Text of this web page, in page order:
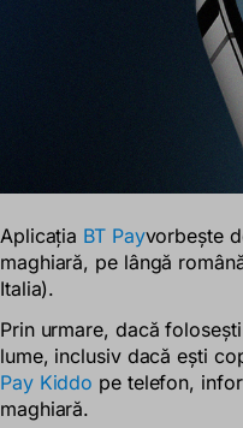
Aplicația BT Payvorbește
maghiară, pe lângă
Italia).
Prin urmare, dacă
lume, inclusiv dacă ești
Pay Kiddo pe telefon,
maghiară.